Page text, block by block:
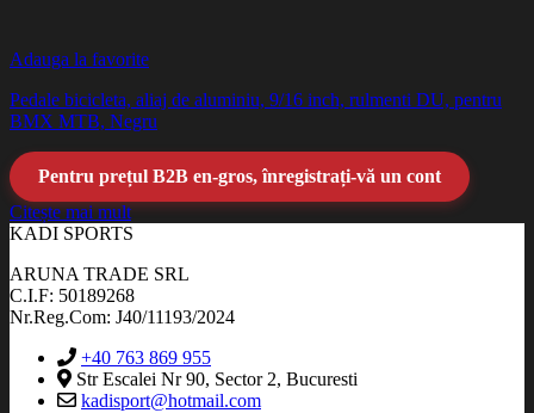
Adauga la favorite
Pedale bicicleta, aliaj de aluminiu, 9/16 inch, rulmenti DU, pentru
BMX MTB, Negru
Pentru prețul B2B en-gros, înregistrați-vă un cont
Citește mai mult
KADI SPORTS
ARUNA TRADE SRL
C.I.F: 50189268
Nr.Reg.Com: J40/11193/2024
+40 763 869 955
Str Escalei Nr 90, Sector 2, Bucuresti
kadisport@hotmail.com